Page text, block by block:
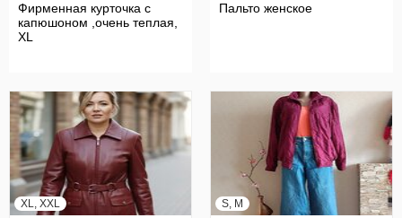
Фирменная курточка с
капюшоном ,очень теплая,
XL
Пальто женское
XL, XXL S, M